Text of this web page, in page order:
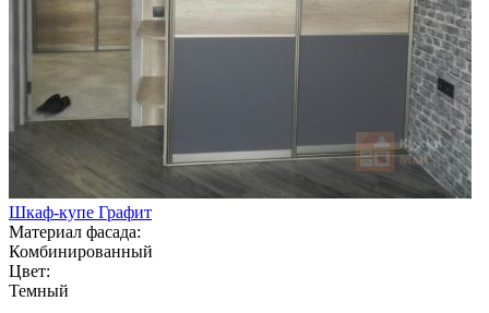
Шкаф-купе Графит
Материал фасада:
Комбинированный
Цвет:
Темный